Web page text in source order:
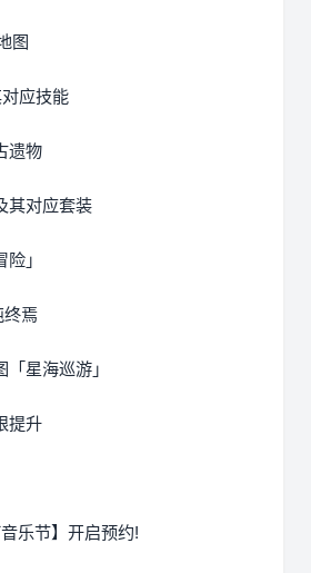
图
应技能
遗物
其对应套装
」
终焉
星海巡游」
提升
乐节】开启预约!